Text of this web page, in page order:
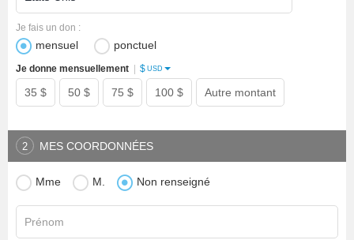
mensuel ponctuel
Je fais un don :
35 $ 50 $ 75 $ 100 $ Autre montant
Je donne mensuellement $ USD
2 MES COORDONNÉES
Mme M. Non renseigné
Prénom